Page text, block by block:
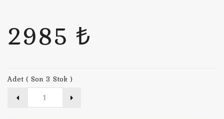
2985 ₺
Adet ( Son 3 Stok )